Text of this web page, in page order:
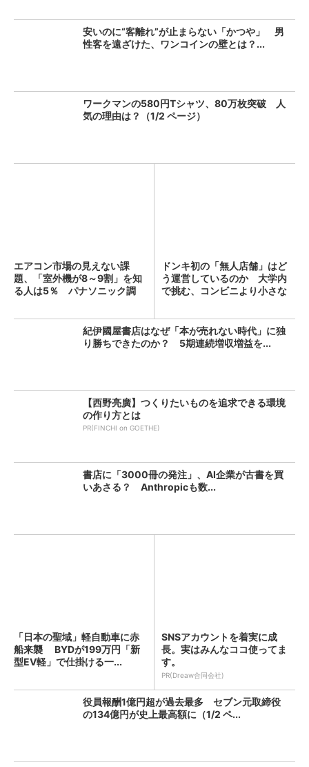
安いのに“客離れ”が止まらない「かつや」 男
性客を遠ざけた、ワンコインの壁とは？...
ワークマンの580円Tシャツ、80万枚突破 人
気の理由は？（1/2 ページ）
エアコン市場の見えない課
題、「室外機が8～9割」を知
る人は5％ パナソニック調
ドンキ初の「無人店舗」はど
う運営しているのか 大学内
で挑む、コンビニより小さな
紀伊國屋書店はなぜ「本が売れない時代」に独
り勝ちできたのか？ 5期連続増収増益を...
【西野亮廣】つくりたいものを追求できる環境
の作り方とは
PR(FINCHI on GOETHE)
書店に「3000冊の発注」、AI企業が古書を買
いあさる？ Anthropicも数...
「日本の聖域」軽自動車に赤
船来襲 BYDが199万円「新
型EV軽」で仕掛ける一...
SNSアカウントを着実に成
長。実はみんなココ使ってま
す。
PR(Dreaw合同会社)
役員報酬1億円超が過去最多 セブン元取締役
の134億円が史上最高額に（1/2 ペ...